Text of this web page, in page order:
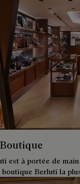
est à portée de
Berluti la